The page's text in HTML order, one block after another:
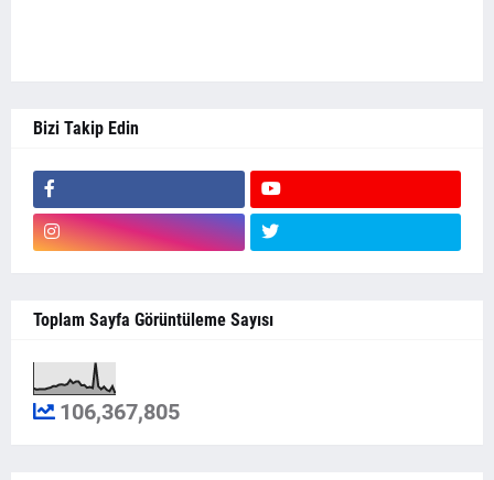
Bizi Takip Edin
Toplam Sayfa Görüntüleme Sayısı
106,367,805